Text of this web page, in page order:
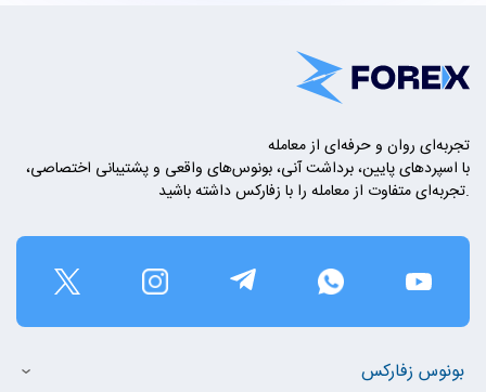
تجربه‌ای روان و حرفه‌ای از معامله
با اسپردهای پایین، برداشت آنی، بونوس‌های واقعی و پشتیبانی اختصاصی،
تجربه‌ای متفاوت از معامله را با زفارکس داشته باشید.
بونوس زفارکس